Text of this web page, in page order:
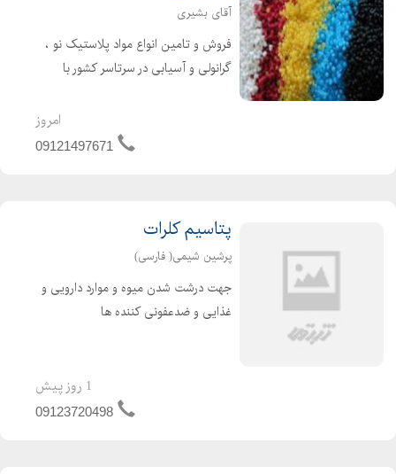
آقای بشیری
فروش و تامین انواع مواد پلاستیک نو ،
گرانولی و آسیابی در سرتاسر کشور با
فعالیتهای ماست. جهت خرید انواع مواد
پلاستیک نو ، گرانولی و آسیابی کافیست
امروز
09121497671
پتاسیم کلرات
پرشین شیمی( فارسی)
جهت درشت شدن میوه و موارد دارویی و
غذایی و ضدعفونی کننده ها
1 روز پیش
09123720498